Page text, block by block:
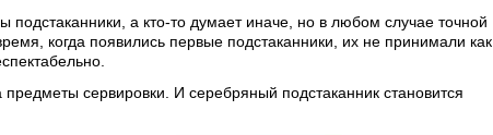
а кто-то думает иначе, но в любом случае точной
когда появились первые подстаканники, их не принимали как
сервировки. И серебряный подстаканник становится